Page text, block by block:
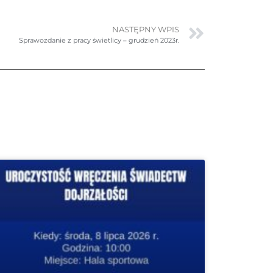
NASTĘPNY WPIS
Sprawozdanie z pracy świetlicy – grudzień 2023r.